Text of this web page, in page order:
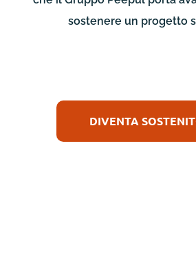
sostenere un progetto
DIVENTA